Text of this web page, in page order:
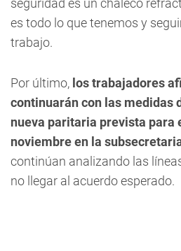
seguridad es un chaleco
es todo lo que tenemos y
trabajo.
Por último, los trabajadores
continuarán con las medidas
nueva paritaria prevista para
noviembre en la
continúan analizando las
no llegar al acuerdo esperado.